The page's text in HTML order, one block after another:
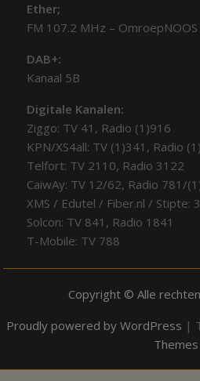
Ether;
FM 107.2 MHz – OmroepNOOS
DAB+:
Kanaal 5B
Digitale Kanalen:
Ziggo: TV 41, Radio (1)916
KPN/XS4all: TV (1)341, Radio
Telfort: TV 2110, Radio 3122
CaiwAy: TV 12/62, Radio 781/
XMS / Edutel / Fiber.nl / Stipte:
Solcon: TV 841, Radio 1841
T-Mobile: TV 788
Copyright © Alle
Proudly powered by WordPress |
Themes